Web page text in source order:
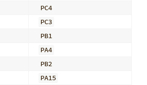
PC4
PC3
PB1
PA4
PB2
PA15